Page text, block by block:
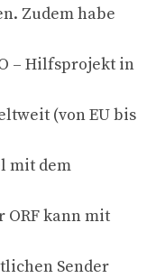
Zudem habe
– Hilfsprojekt in
(von EU bis
mit dem
ORF kann mit
Sender